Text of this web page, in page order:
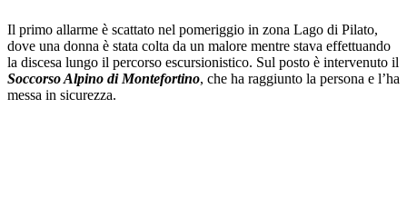
Il primo allarme è scattato nel pomeriggio in zona Lago di Pilato,
dove una donna è stata colta da un malore mentre stava effettuando
la discesa lungo il percorso escursionistico. Sul posto è intervenuto il
Soccorso Alpino di Montefortino, che ha raggiunto la persona e l’ha
messa in sicurezza.